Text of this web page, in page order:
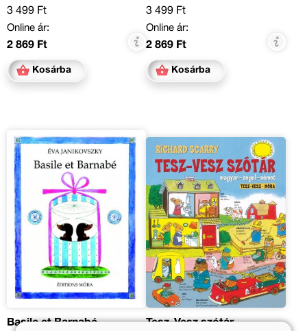
3 499 Ft
Online ár:
2 869 Ft
Kosárba
3 499 Ft
Online ár:
2 869 Ft
Kosárba
Basile et Barnabé Tesz-Vesz szótár